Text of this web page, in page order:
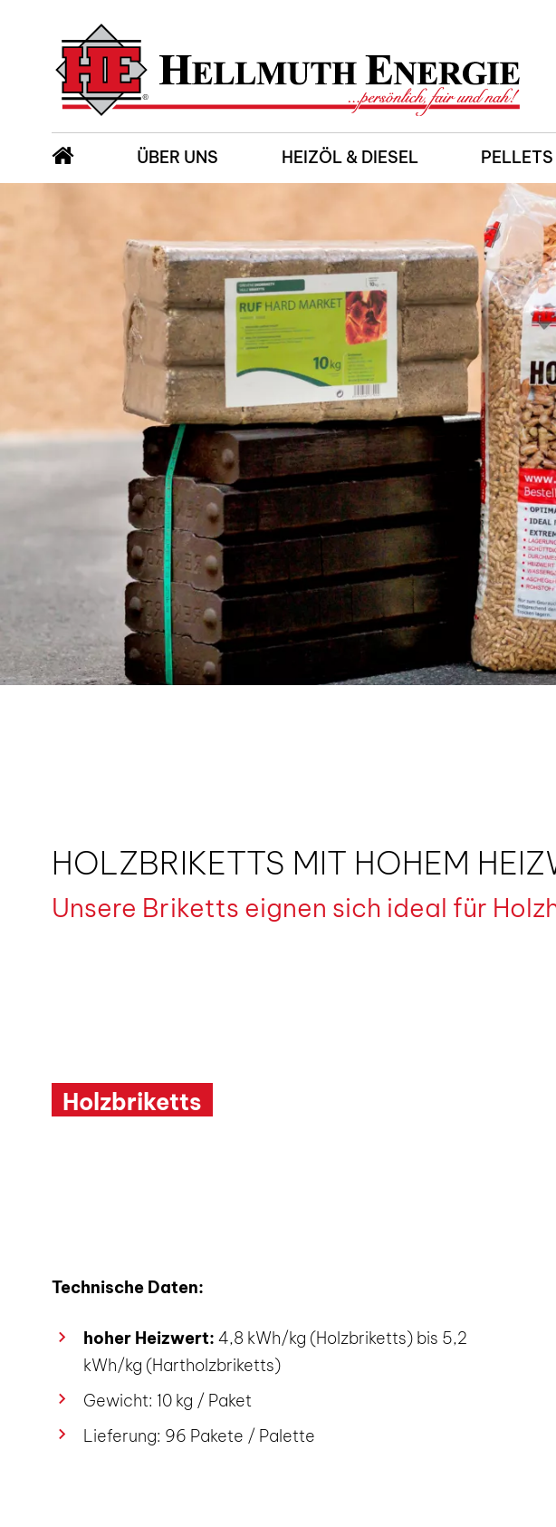
ÜBER UNS HEIZÖL & DIESEL PELLETS
HOLZBRIKETTS MIT HOHEM
Unsere Briketts eignen sich ideal für
Holzbriketts
Technische Daten:
hoher Heizwert: 4,8 kWh/kg (Holzbriketts) bis 5,2
kWh/kg (Hartholzbriketts)
Gewicht: 10 kg / Paket
Lieferung: 96 Pakete / Palette